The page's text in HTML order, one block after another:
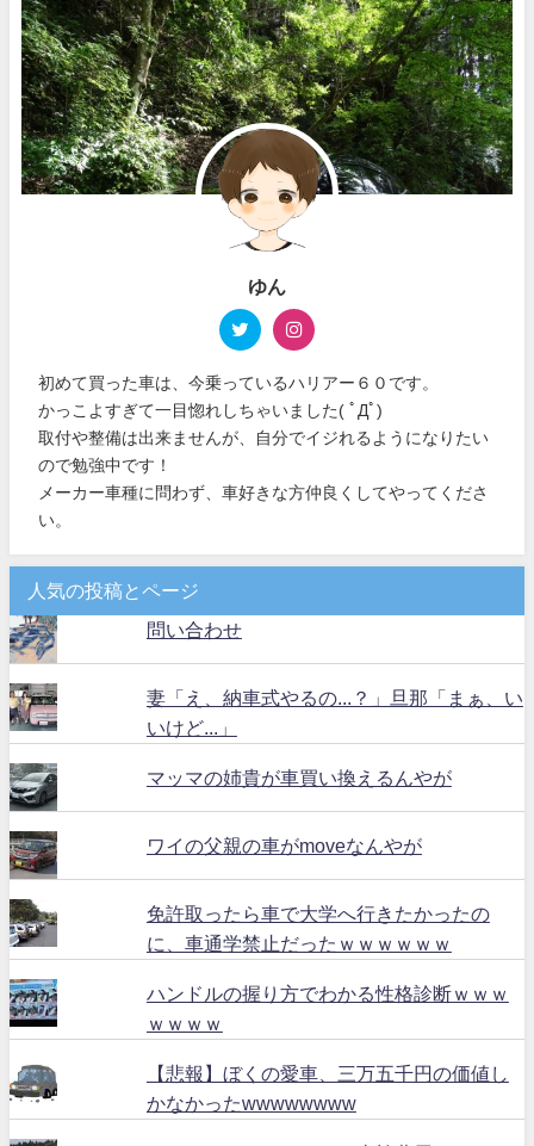
ゆん
初めて買った車は、今乗っているハリアー６０です。
かっこよすぎて一目惚れしちゃいました( ﾟДﾟ)
取付や整備は出来ませんが、自分でイジれるようになりたい
ので勉強中です！
メーカー車種に問わず、車好きな方仲良くしてやってくださ
い。
人気の投稿とページ
問い合わせ
妻「え、納車式やるの...？」旦那「まぁ、い
いけど...」
マッマの姉貴が車買い換えるんやが
ワイの父親の車がmoveなんやが
免許取ったら車で大学へ行きたかったの
に、車通学禁止だったｗｗｗｗｗｗ
ハンドルの握り方でわかる性格診断ｗｗｗ
ｗｗｗｗ
【悲報】ぼくの愛車、三万五千円の価値し
かなかったwwwwwwww